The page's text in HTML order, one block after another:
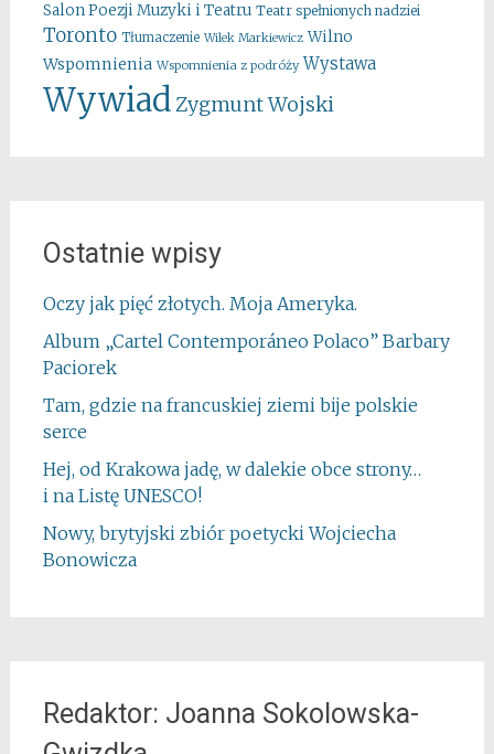
Salon Poezji Muzyki i Teatru Teatr spełnionych nadziei
Toronto Tłumaczenie Wilek Markiewicz Wilno
Wspomnienia Wspomnienia z podróży Wystawa
WywiadZygmunt Wojski
Ostatnie wpisy
Oczy jak pięć złotych. Moja Ameryka.
Album „Cartel Contemporáneo Polaco” Barbary
Paciorek
Tam, gdzie na francuskiej ziemi bije polskie
serce
Hej, od Krakowa jadę, w dalekie obce strony…
i na Listę UNESCO!
Nowy, brytyjski zbiór poetycki Wojciecha
Bonowicza
Redaktor: Joanna Sokolowska-